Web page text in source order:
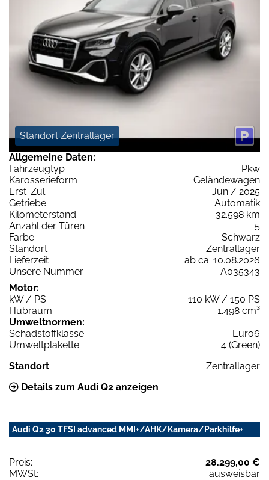
Standort Zentrallager
Allgemeine Daten:
Fahrzeugtyp
Pkw
Karosserieform
Geländewagen
Erst-Zul.
Jun / 2025
Getriebe
Automatik
Kilometerstand
32.598 km
Anzahl der Türen
5
Farbe
Schwarz
Standort
Zentrallager
Lieferzeit
ab ca. 10.08.2026
Unsere Nummer
A035343
Motor:
kW / PS
110 kW / 150 PS
Hubraum
1.498 cm³
Umweltnormen:
Schadstoffklasse
Euro6
Umweltplakette
4 (Green)
Standort
Zentrallager
Details zum Audi Q2 anzeigen
Audi Q2 30 TFSI advanced MMI+/AHK/Kamera/Parkhilfe+
Preis:
28.299,00 €
MWSt:
ausweisbar